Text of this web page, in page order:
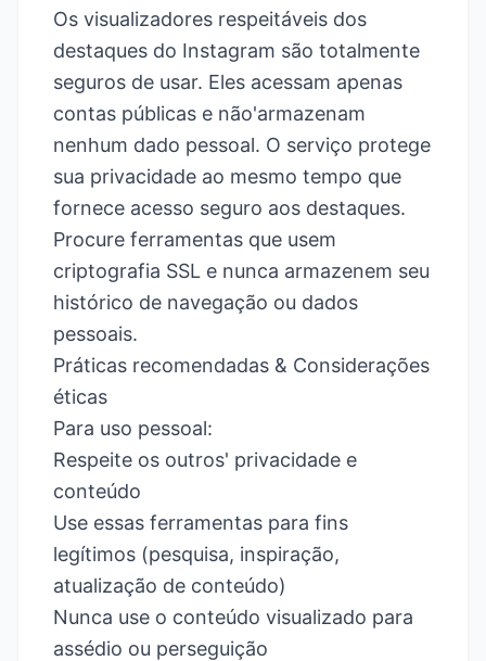
Os visualizadores respeitáveis dos
destaques do Instagram são totalmente
seguros de usar. Eles acessam apenas
contas públicas e não'armazenam
nenhum dado pessoal. O serviço protege
sua privacidade ao mesmo tempo que
fornece acesso seguro aos destaques.
Procure ferramentas que usem
criptografia SSL e nunca armazenem seu
histórico de navegação ou dados
pessoais.
Práticas recomendadas & Considerações
éticas
Para uso pessoal:
Respeite os outros' privacidade e
conteúdo
Use essas ferramentas para fins
legítimos (pesquisa, inspiração,
atualização de conteúdo)
Nunca use o conteúdo visualizado para
assédio ou perseguição